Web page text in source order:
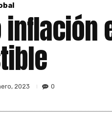
inflación
2023 0